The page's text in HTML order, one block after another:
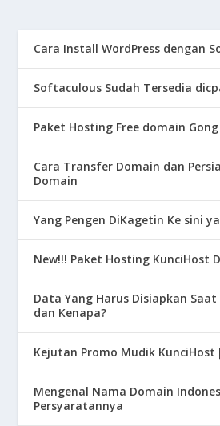
Cara Install WordPress dengan
Softaculous Sudah Tersedia
Paket Hosting Free domain Gong
Cara Transfer Domain dan
Domain
Yang Pengen DiKagetin Ke sini
New!!! Paket Hosting KunciHost
Data Yang Harus Disiapkan
dan Kenapa?
Kejutan Promo Mudik
Mengenal Nama Domain
Persyaratannya